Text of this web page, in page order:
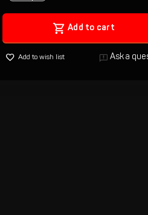
Add to cart
Add to wish list Ask a